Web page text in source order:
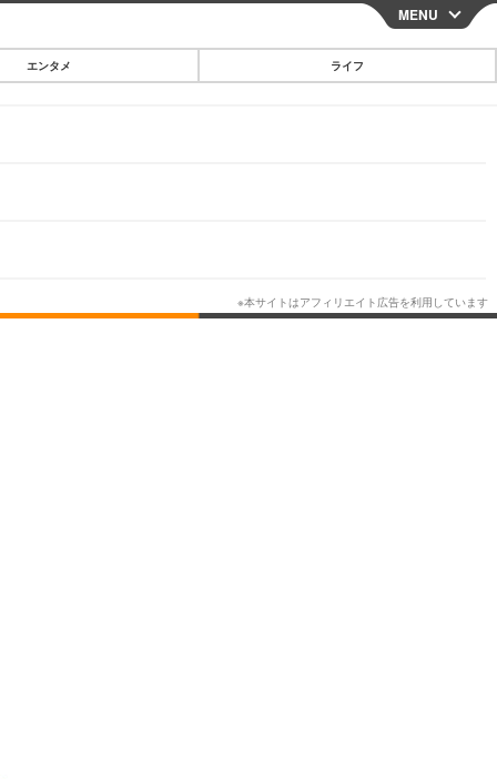
CLOSE
グルメ
MENU
エンタメ ライフ